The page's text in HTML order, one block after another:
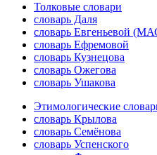
Толковые словари
словарь Даля
словарь Евгеньевой
словарь Ефремовой
словарь Кузнецова
словарь Ожегова
словарь Ушакова
Этимологические
словарь Крылова
словарь Семёнова
словарь Успенского